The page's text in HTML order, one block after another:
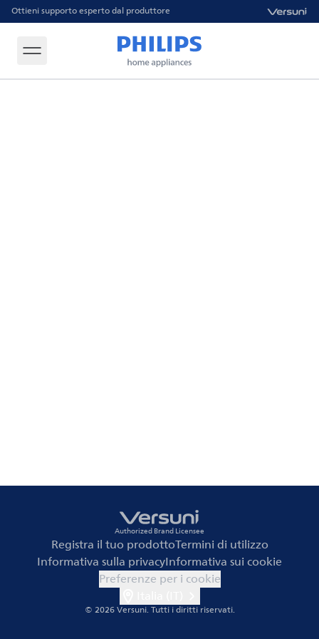
Ottieni supporto esperto dal produttore
Authorized Brand Licensee
Registra il tuo prodottoTermini di utilizzo
Informativa sulla privacyInformativa sui cookie
Preferenze per i cookie
© 2026 Versuni.Tutti i diritti riservati.